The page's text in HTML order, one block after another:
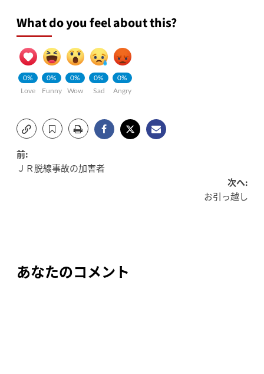
What do you feel about this?
0%
Love
0%
Funny
0%
Wow
0%
Sad
0%
Angry
投
ー
前:
ＪＲ脱線事故の加害者
次へ:
お引っ越し
あなたのコメント